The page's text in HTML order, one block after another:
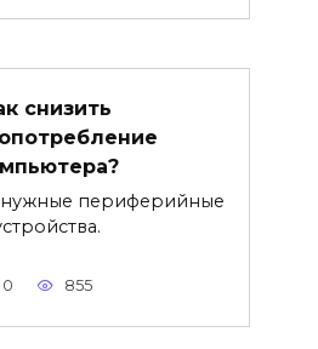
снизить
периферийные
0 855